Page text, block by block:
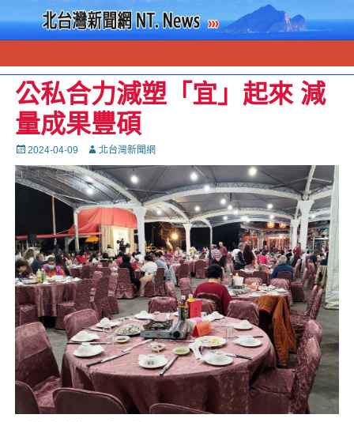
公私合力減塑「宜」起來 減
量成果豐碩
Posted
on
2024-04-09 Autor北台灣新聞網